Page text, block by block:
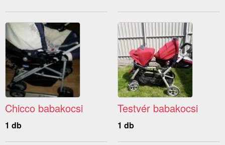
Chicco babakocsi
1 db
Testvér babakocsi
1 db